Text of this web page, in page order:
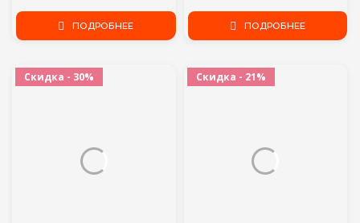
Кабель Для Передачи
Данных Многоцветный
Диск Sata Быстрый Кабель
Передачи Данных
ПОДРОБНЕЕ
Chromebook Ноутбуки 120 Гц
HDMI Splitter Цифровой
ПОДРОБНЕЕ
Скидка - 30% Скидка - 21%